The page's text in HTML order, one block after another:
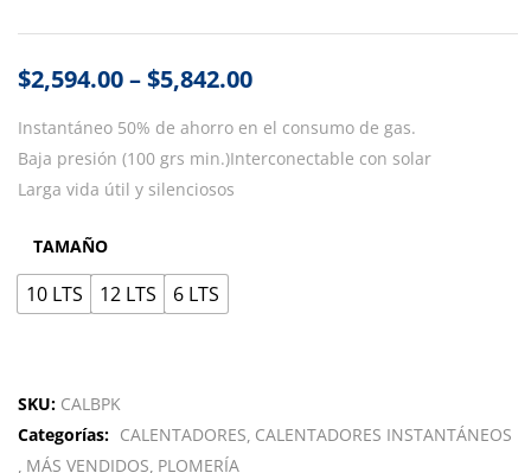
$2,594.00–$5,842.00
Instantáneo 50% de ahorro en el consumo de gas.
Baja presión (100 grs min.)Interconectable con solar
Larga vida útil y silenciosos
TAMAÑO
10 LTS 12 LTS 6 LTS
SKU: CALBPK
Categorías: CALENTADORES CALENTADORES INSTANTÁNEOS
MÁS VENDIDOS PLOMERÍA